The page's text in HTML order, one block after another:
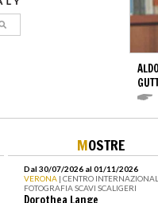
MOSTRE
Dal 30/07/2026 al 01/11/2026
VERONA | CENTRO
FOTOGRAFIA SCAVI SCALIGERI
Dorothea Lange